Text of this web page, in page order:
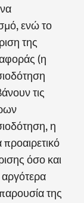
ενώ το
της
(η
τις
η
όσο και
της